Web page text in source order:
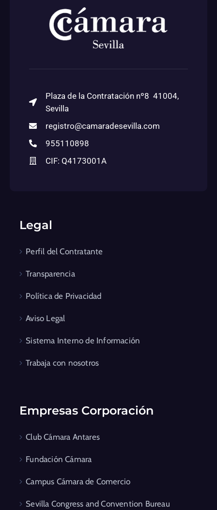
Plaza de la Contratación nº8 41004,
Sevilla
registro@camaradesevilla.com
955110898
CIF: Q4173001A
Legal
Perfil del Contratante
Transparencia
Política de Privacidad
Aviso Legal
Sistema Interno de Información
Trabaja con nosotros
Empresas Corporación
Club Cámara Antares
Fundación Cámara
Campus Cámara de Comercio
Sevilla Congress and Convention Bureau